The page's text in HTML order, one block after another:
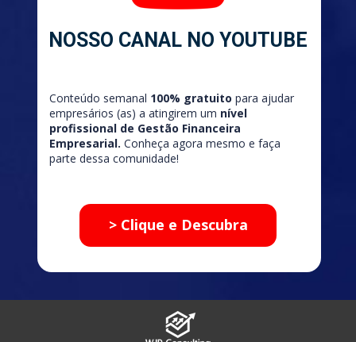
NOSSO CANAL NO YOUTUBE​
Conteúdo semanal 100% gratuito para ajudar
empresários (as) a atingirem um nível
profissional de Gestão Financeira
Empresarial. Conheça agora mesmo e faça
parte dessa comunidade!
> Clique e Descubra